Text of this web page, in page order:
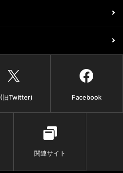
旧Twitter) Facebook
関連サイト